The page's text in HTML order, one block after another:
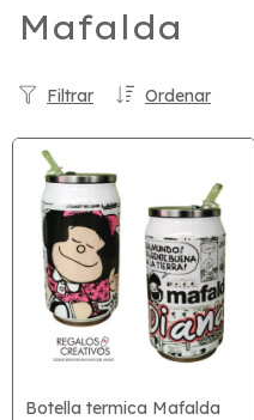
Mafalda
Ordenar
Filtrar
Botella termica Mafalda